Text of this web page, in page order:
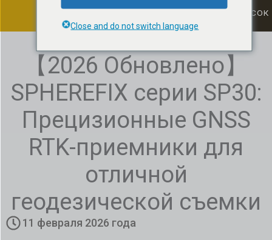
СПИСОК
【2026 Обновлено】
SPHEREFIX серии SP30:
Прецизионные GNSS
RTK-приемники для
отличной
геодезической съемки
11 февраля 2026 года
Close and do not switch language